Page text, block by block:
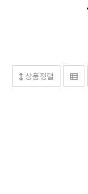
상품정렬